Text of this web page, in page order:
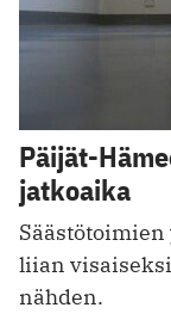
Päijät-
jatkoaika
liian
nähden.